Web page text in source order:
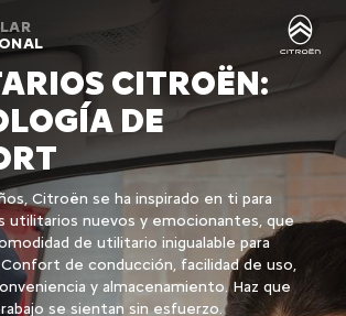
CITROËN:
DE
Citroën se ha inspirado en ti para
utilitarios nuevos y emocionantes, que
de utilitario inigualable para
Confort de conducción, facilidad de uso,
y almacenamiento. Haz que
se sientan sin esfuerzo.